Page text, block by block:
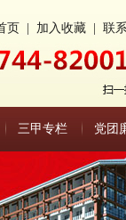
页 加入收藏 联
三甲专栏 党团